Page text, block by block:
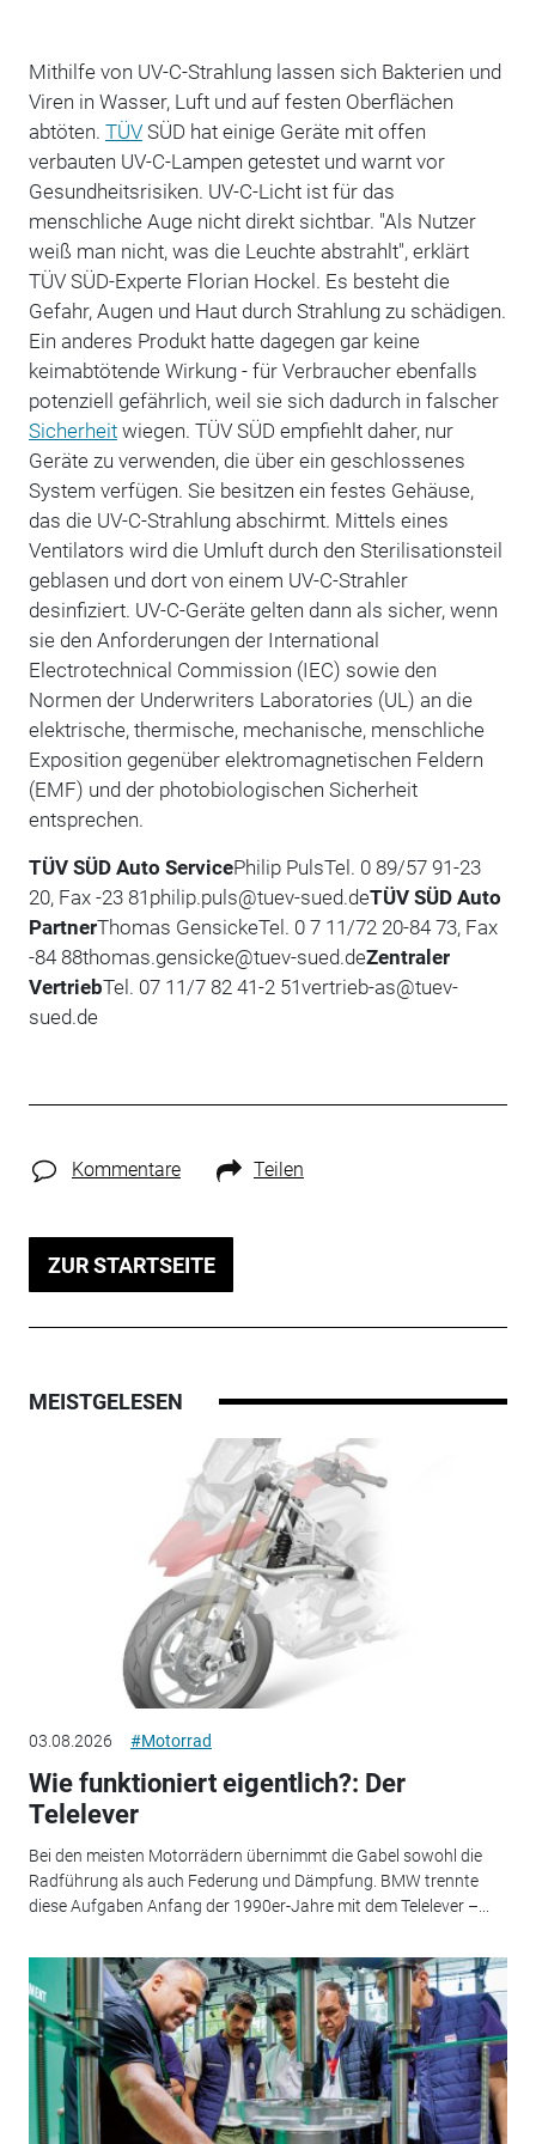
Mithilfe von UV-C-Strahlung lassen sich Bakterien und
Viren in Wasser, Luft und auf festen Oberflächen
abtöten. TÜVSÜD hat einige Geräte mit offen
verbauten UV-C-Lampen getestet und warnt vor
Gesundheitsrisiken. UV-C-Licht ist für das
menschliche Auge nicht direkt sichtbar. "Als Nutzer
weiß man nicht, was die Leuchte abstrahlt", erklärt
TÜV SÜD-Experte Florian Hockel. Es besteht die
Gefahr, Augen und Haut durch Strahlung zu schädigen.
Ein anderes Produkt hatte dagegen gar keine
keimabtötende Wirkung - für Verbraucher ebenfalls
potenziell gefährlich, weil sie sich dadurch in falscher
Sicherheitwiegen. TÜV SÜD empfiehlt daher, nur
Geräte zu verwenden, die über ein geschlossenes
System verfügen. Sie besitzen ein festes Gehäuse,
das die UV-C-Strahlung abschirmt. Mittels eines
Ventilators wird die Umluft durch den Sterilisationsteil
geblasen und dort von einem UV-C-Strahler
desinfiziert. UV-C-Geräte gelten dann als sicher, wenn
sie den Anforderungen der International
Electrotechnical Commission (IEC) sowie den
Normen der Underwriters Laboratories (UL) an die
elektrische, thermische, mechanische, menschliche
Exposition gegenüber elektromagnetischen Feldern
(EMF) und der photobiologischen Sicherheit
entsprechen.
TÜV SÜD Auto ServicePhilip PulsTel. 0 89/57 91-23
20, Fax -23 81philip.puls@tuev-sued.deTÜV SÜD Auto
PartnerThomas GensickeTel. 0 7 11/72 20-84 73, Fax
-84 88thomas.gensicke@tuev-sued.deZentraler
VertriebTel. 07 11/7 82 41-2 51vertrieb-as@tuev-
sued.de
Kommentare Teilen
ZUR STARTSEITE
MEISTGELESEN
03.08.2026 #Motorrad
Wie funktioniert eigentlich?: Der
Telelever
Bei den meisten Motorrädern übernimmt die Gabel sowohl die
Radführung als auch Federung und Dämpfung. BMW trennte
diese Aufgaben Anfang der 1990er-Jahre mit dem Telelever –...